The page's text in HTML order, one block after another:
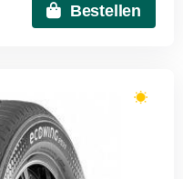
Bestellen